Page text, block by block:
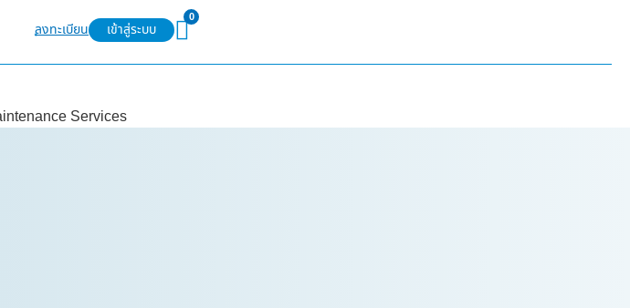
ลงทะเบียน เข้าสู่ระบบ
0